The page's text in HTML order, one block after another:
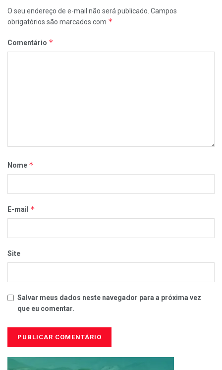
O seu endereço de e-mail não será publicado. Campos
obrigatórios são marcados com *
Comentário *
Nome *
E-mail *
Site
Salvar meus dados neste navegador para a próxima vez
que eu comentar.